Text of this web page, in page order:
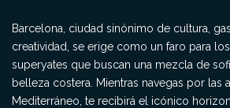
Barcelona, ciudad sinónimo de cultura,
creatividad, se erige como un faro para
superyates que buscan una mezcla de
belleza costera. Mientras navegas por las
Mediterráneo, te recibirá el icónico